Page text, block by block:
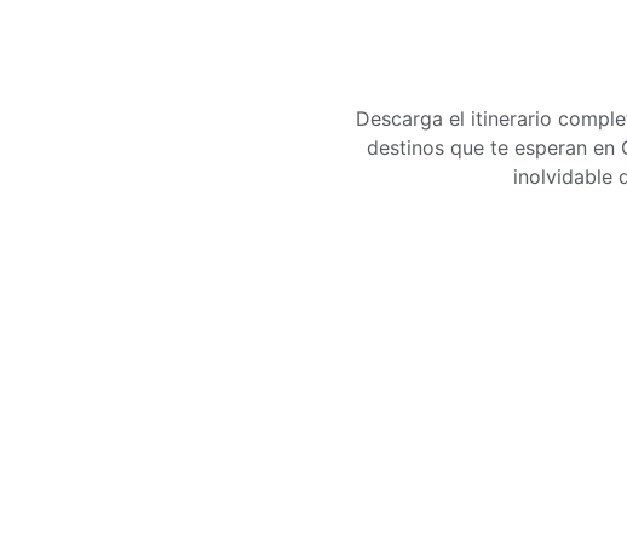
Descarga el itinerario
destinos que te esperan en
inolvidable